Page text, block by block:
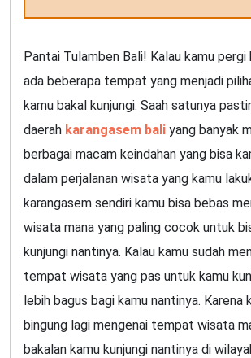
Pantai Tulamben Bali! Kalau kamu
ada beberapa tempat yang menjadi
kamu bakal kunjungi. Saah satunya
daerah karangasem bali yang banyak
berbagai macam keindahan yang bisa
dalam perjalanan wisata yang kamu
karangasem sendiri kamu bisa bebas
wisata mana yang paling cocok untuk
kunjungi nantinya. Kalau kamu sudah
tempat wisata yang pas untuk kamu
lebih bagus bagi kamu nantinya. Karena
bingung lagi mengenai tempat wisata
bakalan kamu kunjungi nantinya di